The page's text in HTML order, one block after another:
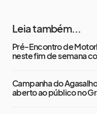
Leia também...
Pré-Encontro de
neste fim de semana
Campanha do
aberto ao público no